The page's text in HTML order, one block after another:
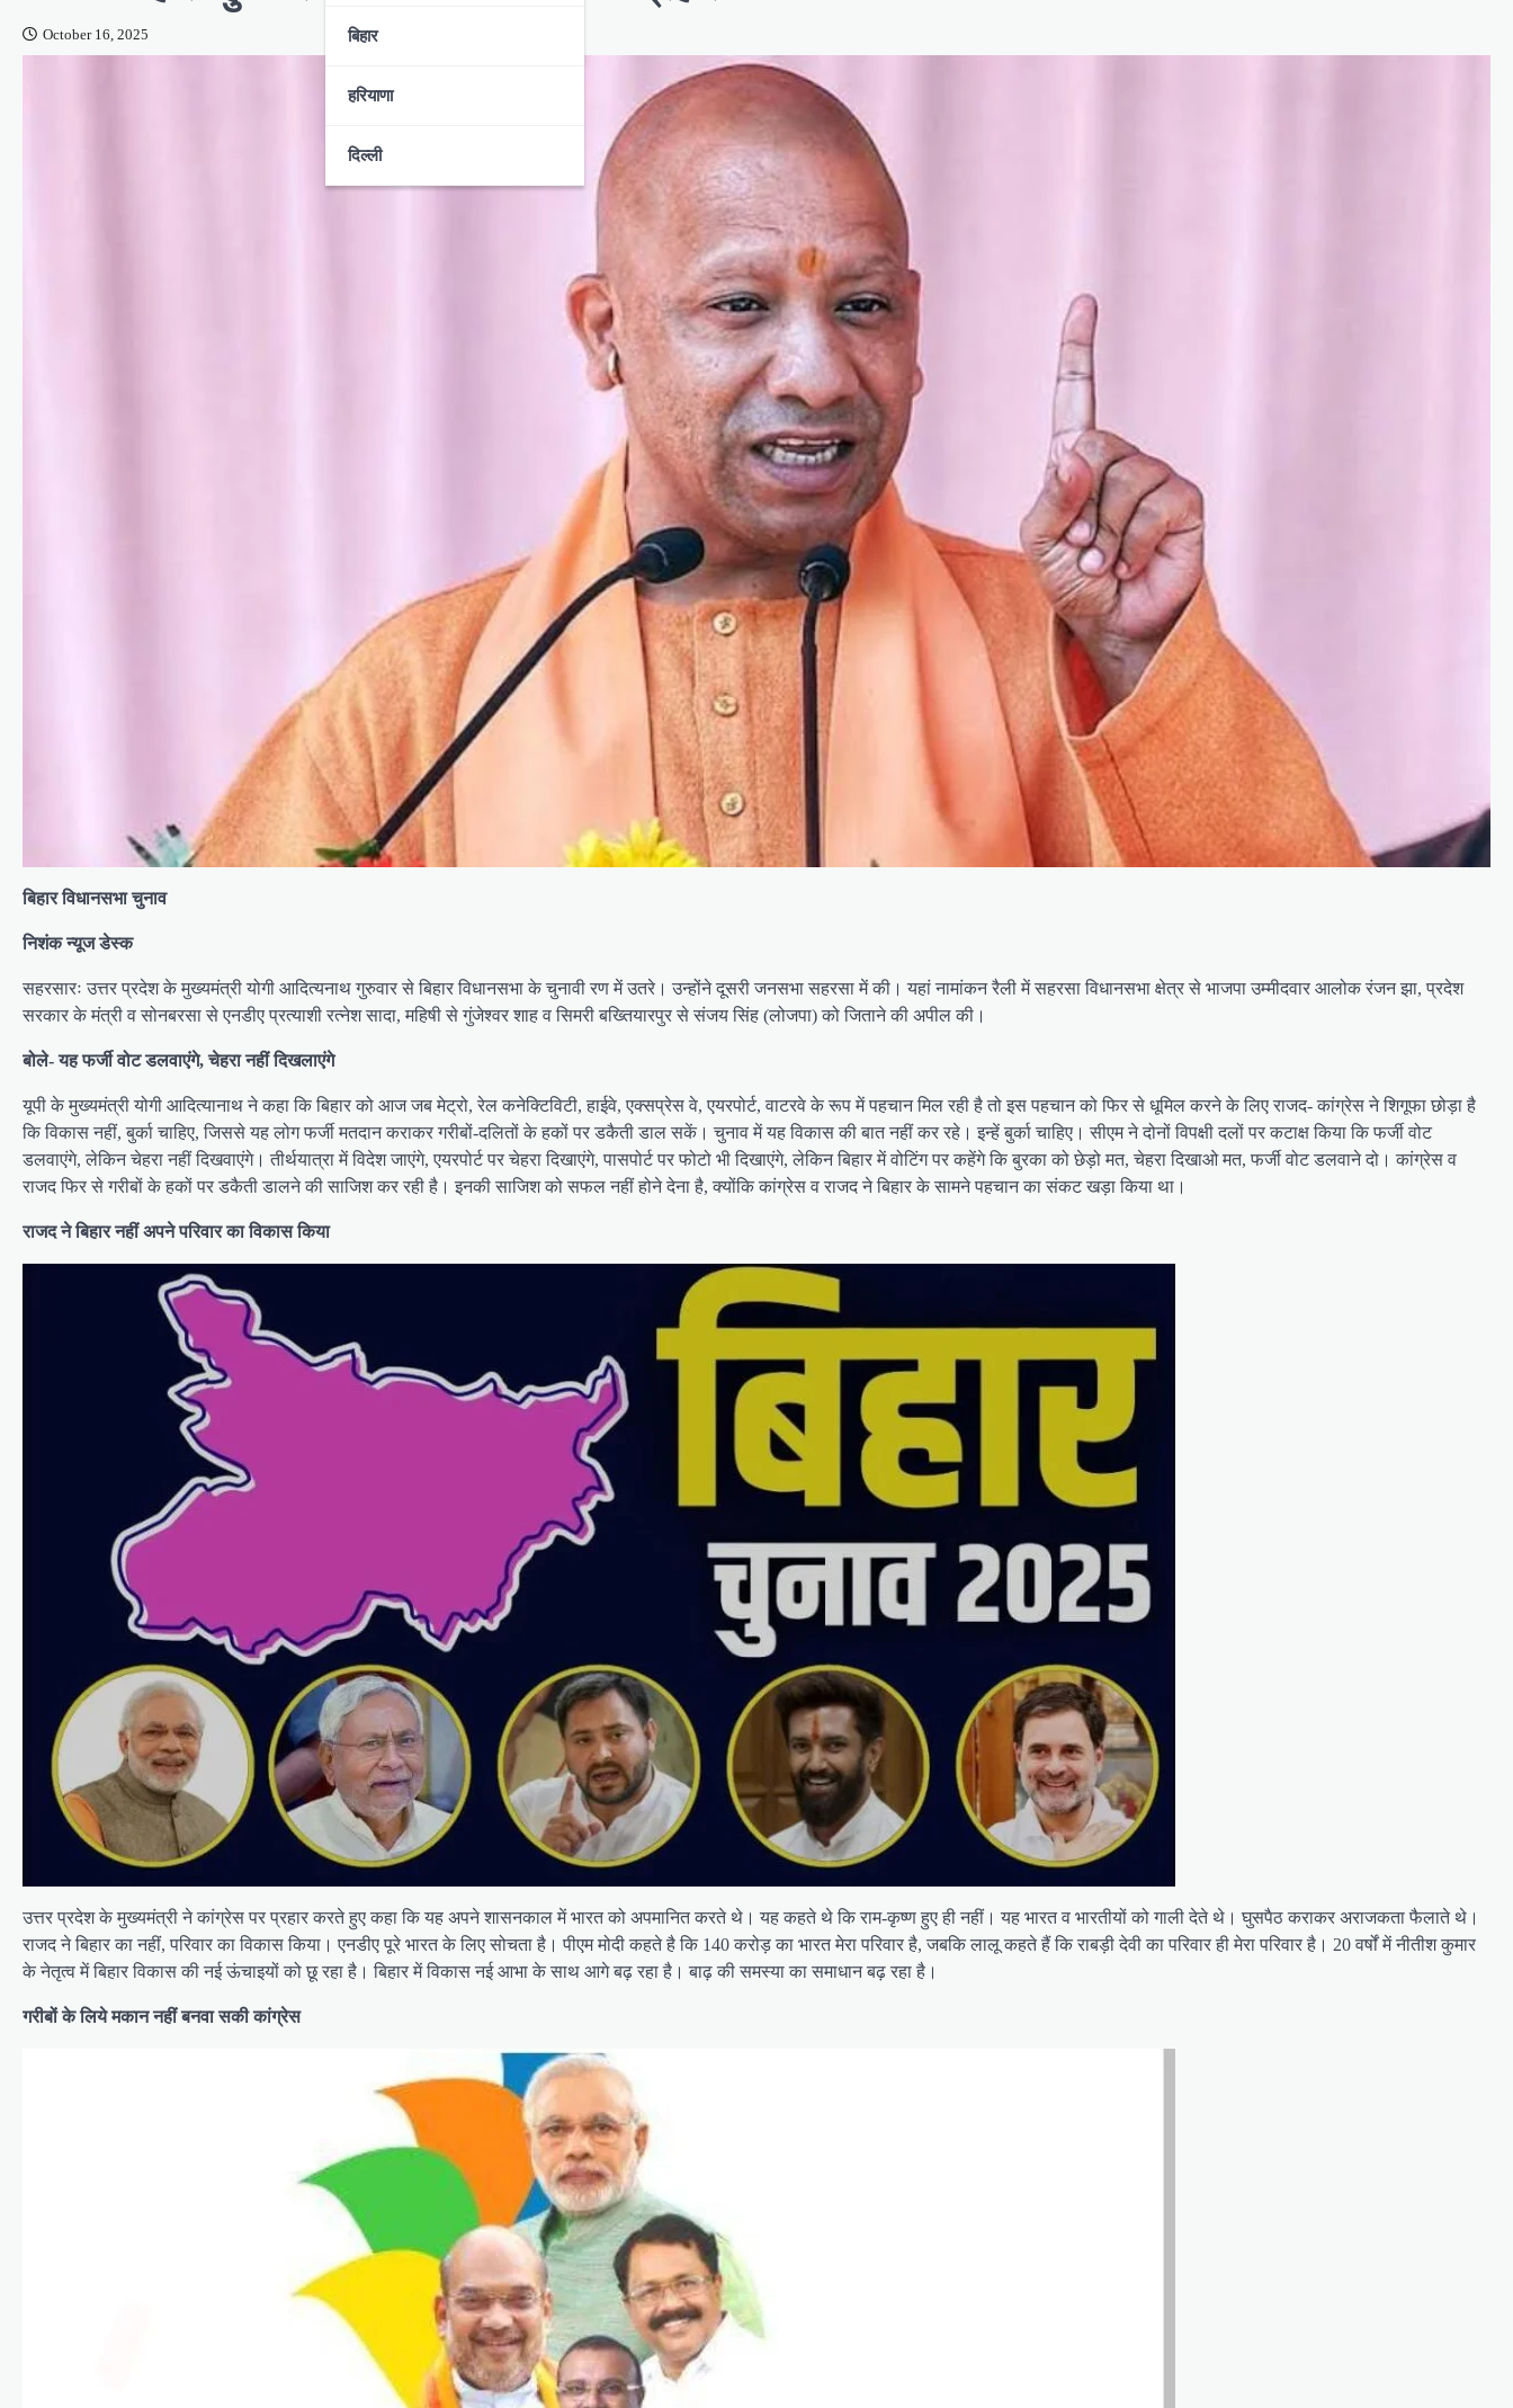
बिहार
हरियाणा
दिल्ली
October 16, 2025
बिहार विधानसभा चुनाव
निशंक न्यूज डेस्क
सहरसारः उत्तर प्रदेश के मुख्यमंत्री योगी आदित्यनाथ गुरुवार से बिहार विधानसभा के चुनावी रण में उतरे। उन्होंने दूसरी जनसभा सहरसा में की। यहां नामांकन रैली में सहरसा विधानसभा क्षेत्र से भाजपा उम्मीदवार आलोक रंजन झा, प्रदेश
सरकार के मंत्री व सोनबरसा से एनडीए प्रत्याशी रत्नेश सादा, महिषी से गुंजेश्वर शाह व सिमरी बख्तियारपुर से संजय सिंह (लोजपा) को जिताने की अपील की।
बोले- यह फर्जी वोट डलवाएंगे, चेहरा नहीं दिखलाएंगे
यूपी के मुख्यमंत्री योगी आदित्यानाथ ने कहा कि बिहार को आज जब मेट्रो, रेल कनेक्टिविटी, हाईवे, एक्सप्रेस वे, एयरपोर्ट, वाटरवे के रूप में पहचान मिल रही है तो इस पहचान को फिर से धूमिल करने के लिए राजद- कांग्रेस ने शिगूफा छोड़ा है
कि विकास नहीं, बुर्का चाहिए, जिससे यह लोग फर्जी मतदान कराकर गरीबों-दलितों के हकों पर डकैती डाल सकें। चुनाव में यह विकास की बात नहीं कर रहे। इन्हें बुर्का चाहिए। सीएम ने दोनों विपक्षी दलों पर कटाक्ष किया कि फर्जी वोट
डलवाएंगे, लेकिन चेहरा नहीं दिखवाएंगे। तीर्थयात्रा में विदेश जाएंगे, एयरपोर्ट पर चेहरा दिखाएंगे, पासपोर्ट पर फोटो भी दिखाएंगे, लेकिन बिहार में वोटिंग पर कहेंगे कि बुरका को छेड़ो मत, चेहरा दिखाओ मत, फर्जी वोट डलवाने दो। कांग्रेस व
राजद फिर से गरीबों के हकों पर डकैती डालने की साजिश कर रही है। इनकी साजिश को सफल नहीं होने देना है, क्योंकि कांग्रेस व राजद ने बिहार के सामने पहचान का संकट खड़ा किया था।
राजद ने बिहार नहीं अपने परिवार का विकास किया
उत्तर प्रदेश के मुख्यमंत्री ने कांग्रेस पर प्रहार करते हुए कहा कि यह अपने शासनकाल में भारत को अपमानित करते थे। यह कहते थे कि राम-कृष्ण हुए ही नहीं। यह भारत व भारतीयों को गाली देते थे। घुसपैठ कराकर अराजकता फैलाते थे।
राजद ने बिहार का नहीं, परिवार का विकास किया। एनडीए पूरे भारत के लिए सोचता है। पीएम मोदी कहते है कि 140 करोड़ का भारत मेरा परिवार है, जबकि लालू कहते हैं कि राबड़ी देवी का परिवार ही मेरा परिवार है। 20 वर्षों में नीतीश कुमार
के नेतृत्व में बिहार विकास की नई ऊंचाइयों को छू रहा है। बिहार में विकास नई आभा के साथ आगे बढ़ रहा है। बाढ़ की समस्या का समाधान बढ़ रहा है।
गरीबों के लिये मकान नहीं बनवा सकी कांग्रेस